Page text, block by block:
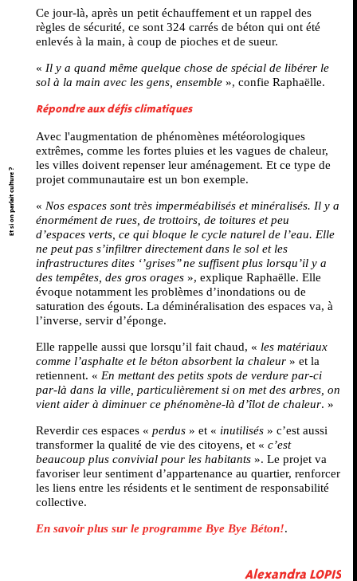
Et si on parlait culture ?
Ce jour-là, après un petit échauffement et un rappel des
règles de sécurité, ce sont 324 carrés de béton qui ont été
enlevés à la main, à coup de pioches et de sueur.
« Il y a quand même quelque chose de spécial de libérer le
sol à la main avec les gens, ensemble », confie Raphaëlle.
Répondre aux défis climatiques
Avec l'augmentation de phénomènes météorologiques
extrêmes, comme les fortes pluies et les vagues de chaleur,
les villes doivent repenser leur aménagement. Et ce type de
projet communautaire est un bon exemple.
« Nos espaces sont très imperméabilisés et minéralisés. Il y a
énormément de rues, de trottoirs, de toitures et peu
d’espaces verts, ce qui bloque le cycle naturel de l’eau. Elle
ne peut pas s’infiltrer directement dans le sol et les
infrastructures dites ‘’grises’’ ne suffisent plus lorsqu’il y a
des tempêtes, des gros orages », explique Raphaëlle. Elle
évoque notamment les problèmes d’inondations ou de
saturation des égouts. La déminéralisation des espaces va, à
l’inverse, servir d’éponge.
Elle rappelle aussi que lorsqu’il fait chaud, « les matériaux
comme l’asphalte et le béton absorbent la chaleur » et la
retiennent. « En mettant des petits spots de verdure par-ci
par-là dans la ville, particulièrement si on met des arbres, on
vient aider à diminuer ce phénomène-là d’îlot de chaleur. »
Reverdir ces espaces « perdus » et « inutilisés » c’est aussi
transformer la qualité de vie des citoyens, et « c’est
beaucoup plus convivial pour les habitants ». Le projet va
favoriser leur sentiment d’appartenance au quartier, renforcer
les liens entre les résidents et le sentiment de responsabilité
collective.
En savoir plus sur le programme Bye Bye Béton!.
Alexandra LOPIS